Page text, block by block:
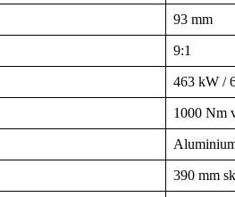
93 mm
9:1
463 kW /
1000 Nm
390 mm